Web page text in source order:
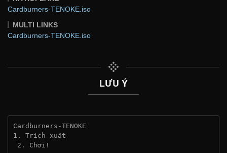
Cardburners-TENOKE.iso
MULTI LINKS
Cardburners-TENOKE.iso
LƯU Ý
Cardburners-TENOKE
1. Trích xuất
2. Chơi!